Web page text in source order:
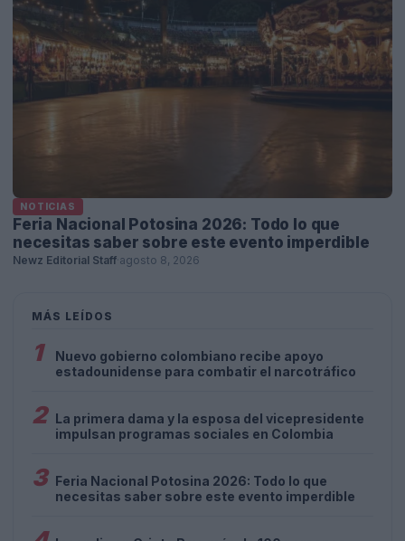
NOTICIAS
Feria Nacional Potosina 2026: Todo lo que
necesitas saber sobre este evento imperdible
Newz Editorial Staff agosto 8, 2026
MÁS LEÍDOS
1
Nuevo gobierno colombiano recibe apoyo
estadounidense para combatir el narcotráfico
2 La primera dama y la esposa del vicepresidente
impulsan programas sociales en Colombia
3 Feria Nacional Potosina 2026: Todo lo que
necesitas saber sobre este evento imperdible